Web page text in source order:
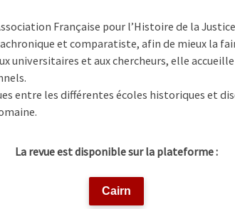
Française pour l’Histoire de la
et comparatiste, afin de mieux la
universitaires et aux chercheurs, elle
entre les différentes écoles historiques et
La revue est disponible sur la plateforme :
Cairn